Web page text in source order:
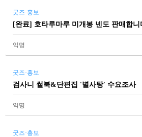
굿즈·홍보
[완료] 호타루마루 미개봉 넨도 판매합니
익명
굿즈·홍보
검사니 썰북&단편집 '별사탕' 수요조사
익명
굿즈·홍보